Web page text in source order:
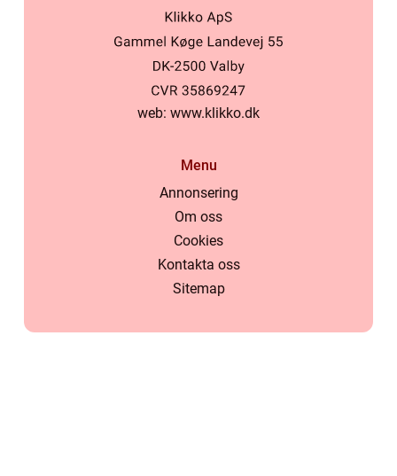
web: www.klikko.dk
Menu
Annonsering
Om oss
Cookies
Kontakta oss
Sitemap